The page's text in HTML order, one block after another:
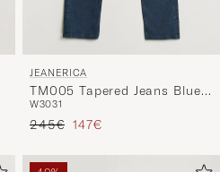
JEANERICA
TM005 Tapered Jeans Blue
Black
W3031
Precio ordinario
245€ Precio reducido
147€